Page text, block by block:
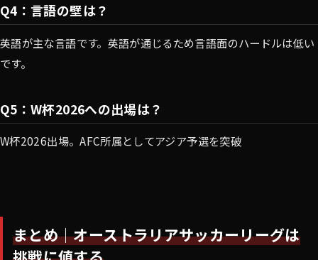
Q4：言語の壁は？
英語が主な言語です。英語が通じるため言語面のハードルは低い
です。
Q5：W杯2026への出場は？
W杯2026出場。AFC所属としてアジア予選を突破
まとめ｜オーストラリアサッカーリーグは